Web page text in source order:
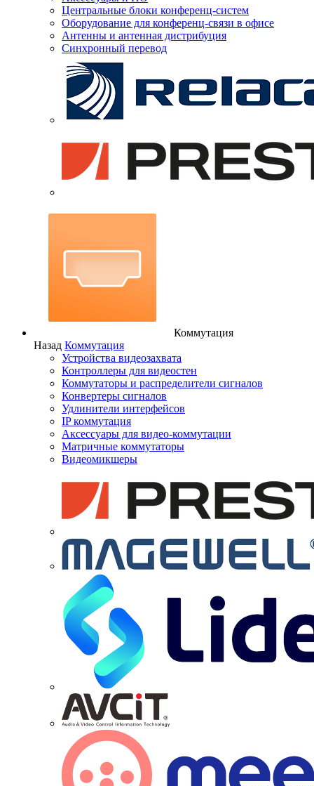
Центральные блоки конференц-систем
Оборудование для конференц-связи в офисе
Антенны и антенная дистрибуция
Синхронный перевод
Коммутация
Назад Коммутация
Устройства видеозахвата
Контроллеры для видеостен
Коммутаторы и распределители сигналов
Конвертеры сигналов
Удлинители интерфейсов
IP коммутация
Аксессуары для видео-коммутации
Матричные коммутаторы
Видеомикшеры